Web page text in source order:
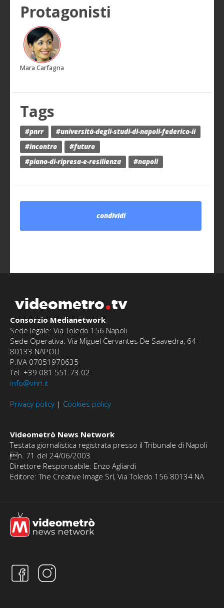
Protagonisti
Mara Carfagna
Tags
#pnrr
#università-degli-studi-di-napoli-federico-ii
#incontro
#futuro
#piano-di-ripresa-e-resilienza
#napoli
condividi
videometro tv
Consorzio Medianetwork
Sede legale: Via Toledo 156 Napoli
Sede Operativa: Via Miguel Cervantes De Saavedra, 64 -
80133 NAPOLI
P.IVA 07051970635
Tel. +39 081 551.73.02
info@vnn.it
Privacy policy | Cookies policy
Videometrò News Network
Testata giornalistica registrata presso il Tribunale di Napoli
n. 71 del 24/06/2003
Direttore Responsabile: Enzo Agliardi
Editore: The Creative Image Srl, Via Toledo 156 80134 NA